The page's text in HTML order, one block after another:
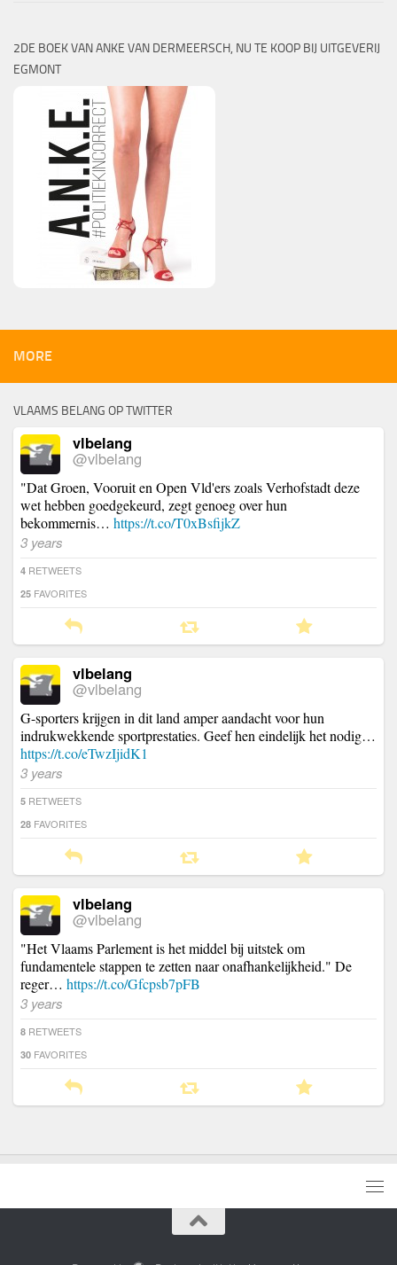
2DE BOEK VAN ANKE VAN DERMEERSCH, NU TE KOOP BIJ UITGEVERIJ
EGMONT
MORE
VLAAMS BELANG OP TWITTER
vlbelang
@vlbelang
"Dat Groen, Vooruit en Open Vld'ers zoals Verhofstadt deze
wet hebben goedgekeurd, zegt genoeg over hun
bekommernis… https://t.co/T0xBsfijkZ
3 years
4 RETWEETS
25 FAVORITES
vlbelang
@vlbelang
G-sporters krijgen in dit land amper aandacht voor hun
indrukwekkende sportprestaties. Geef hen eindelijk het nodig…
https://t.co/eTwzIjidK1
3 years
5 RETWEETS
28 FAVORITES
vlbelang
@vlbelang
"Het Vlaams Parlement is het middel bij uitstek om
fundamentele stappen te zetten naar onafhankelijkheid." De
reger… https://t.co/Gfcpsb7pFB
3 years
8 RETWEETS
30 FAVORITES